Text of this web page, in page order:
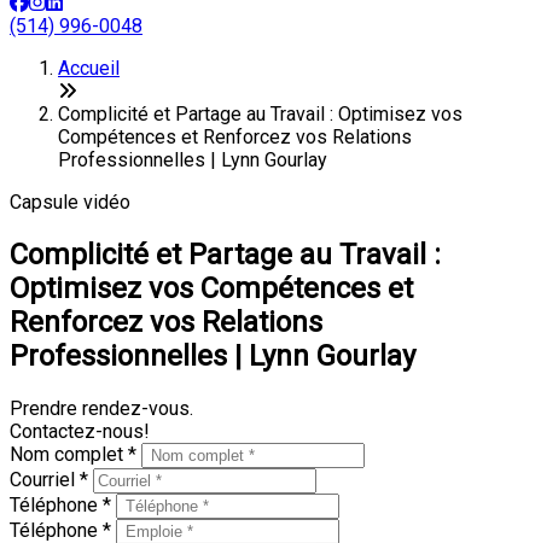
(514) 996-0048
Accueil
Complicité et Partage au Travail : Optimisez vos
Compétences et Renforcez vos Relations
Professionnelles | Lynn Gourlay
Capsule vidéo
Complicité et Partage au Travail :
Optimisez vos Compétences et
Renforcez vos Relations
Professionnelles | Lynn Gourlay
Prendre rendez-vous.
Contactez-nous!
Nom complet *
Courriel *
Téléphone *
Téléphone *